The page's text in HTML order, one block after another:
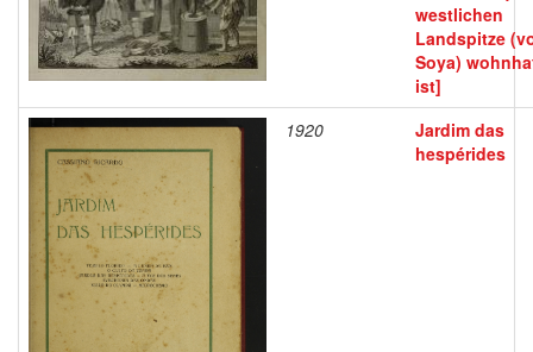
westlichen
Landspitze
Soya)
ist]
1920
Jardim das
hespérides